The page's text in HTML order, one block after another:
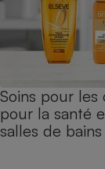
Soins pour les
pour la santé
salles de bains